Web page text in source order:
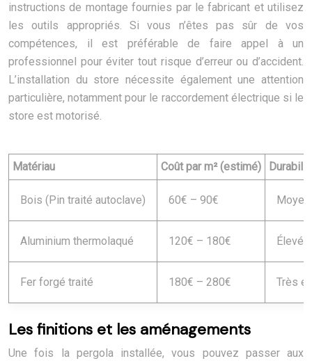
instructions de montage fournies par le fabricant et utilisez
les outils appropriés. Si vous n’êtes pas sûr de vos
compétences, il est préférable de faire appel à un
professionnel pour éviter tout risque d’erreur ou d’accident.
L’installation du store nécessite également une attention
particulière, notamment pour le raccordement électrique si le
store est motorisé.
Matériau Coût par m² (estimé)
Bois (Pin traité autoclave) 60€ – 90€
Aluminium thermolaqué 120€ – 180€
Fer forgé traité 180€ – 280€ Très
Les finitions et les aménagements
Une fois la pergola installée, vous pouvez passer aux